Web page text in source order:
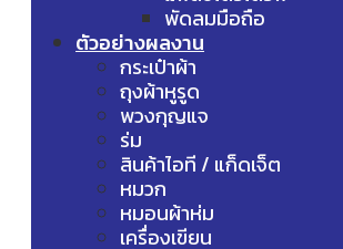
พัดลมมือถือ
ตัวอย่างผลงาน
กระเป๋าผ้า
ถุงผ้าหูรูด
พวงกุญแจ
ร่ม
สินค้าไอที / แก็ดเจ็ต
หมวก
หมอนผ้าห่ม
เครื่องเขียน